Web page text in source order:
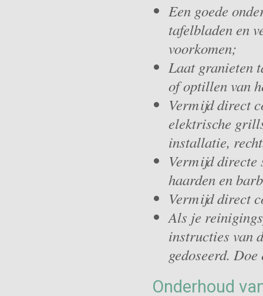
Een goede
tafelbladen en
voorkomen;
Laat granieten
of optillen van
Vermijd direct
elektrische
installatie,
Vermijd directe
haarden en
Vermijd direct
Als je
instructies van
gedoseerd.
Onderhoud